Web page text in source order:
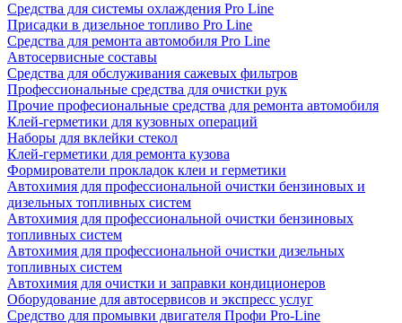
Средства для системы охлаждения Pro Line
Присадки в дизельное топливо Pro Line
Средства для ремонта автомобиля Pro Line
Автосервисные составы
Средства для обслуживания сажевых фильтров
Профессиональные средства для очистки рук
Прочие професиональные средства для ремонта автомобиля
Клей-герметики для кузовных операций
Наборы для вклейки стекол
Клей-герметики для ремонта кузова
Формирователи прокладок клеи и герметики
Автохимия для профессиональной очистки бензиновых и
дизельных топливных систем
Автохимия для профессиональной очистки бензиновых
топливных систем
Автохимия для профессиональной очистки дизельных
топливных систем
Автохимия для очистки и заправки кондиционеров
Оборудование для автосервисов и экспресс услуг
Средство для промывки двигателя Профи Pro-Line